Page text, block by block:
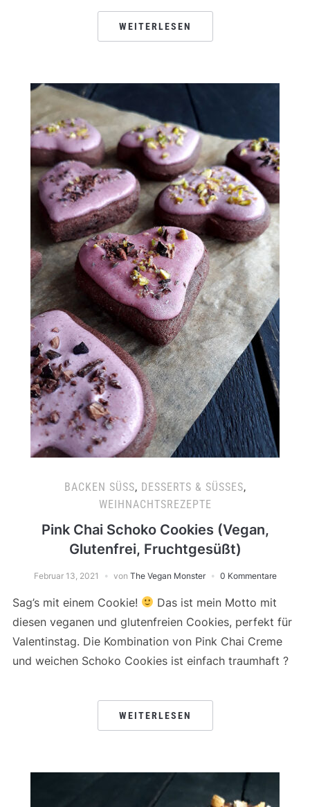
WEITERLESEN
BACKEN SÜSS , DESSERTS & SÜSSES
,
WEIHNACHTSREZEPTE
Pink Chai Schoko Cookies (Vegan,
Glutenfrei, Fruchtgesüßt)
Februar 13, 2021 von The Vegan Monster 0 Kommentare
Sag’s mit einem Cookie!
Das ist mein Motto mit
diesen veganen und glutenfreien Cookies, perfekt für
Valentinstag. Die Kombination von Pink Chai Creme
und weichen Schoko Cookies ist einfach traumhaft ?
WEITERLESEN